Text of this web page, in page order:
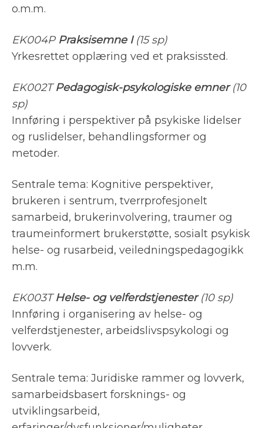
o.m.m.
EK004P Praksisemne I(15 sp)
Yrkesrettet opplæring ved et praksissted.
EK002TPedagogisk-psykologiske emner(10
sp)
Innføring i perspektiver på psykiske lidelser
og ruslidelser, behandlingsformer og
metoder.
Sentrale tema: Kognitive perspektiver,
brukeren i sentrum, tverrprofesjonelt
samarbeid, brukerinvolvering, traumer og
traumeinformert brukerstøtte, sosialt psykisk
helse- og rusarbeid, veiledningspedagogikk
m.m.
EK003THelse- og velferdstjenester(10 sp)
Innføring i organisering av helse- og
velferdstjenester, arbeidslivspsykologi og
lovverk.
Sentrale tema: Juridiske rammer og lovverk,
samarbeidsbasert forsknings- og
utviklingsarbeid,